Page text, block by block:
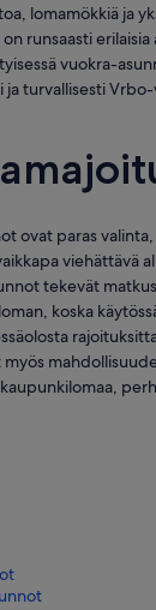
lomamökkiä ja
runsaasti
vuokra-
turvallisesti
ovat paras
viehättävä
tekevät
koska